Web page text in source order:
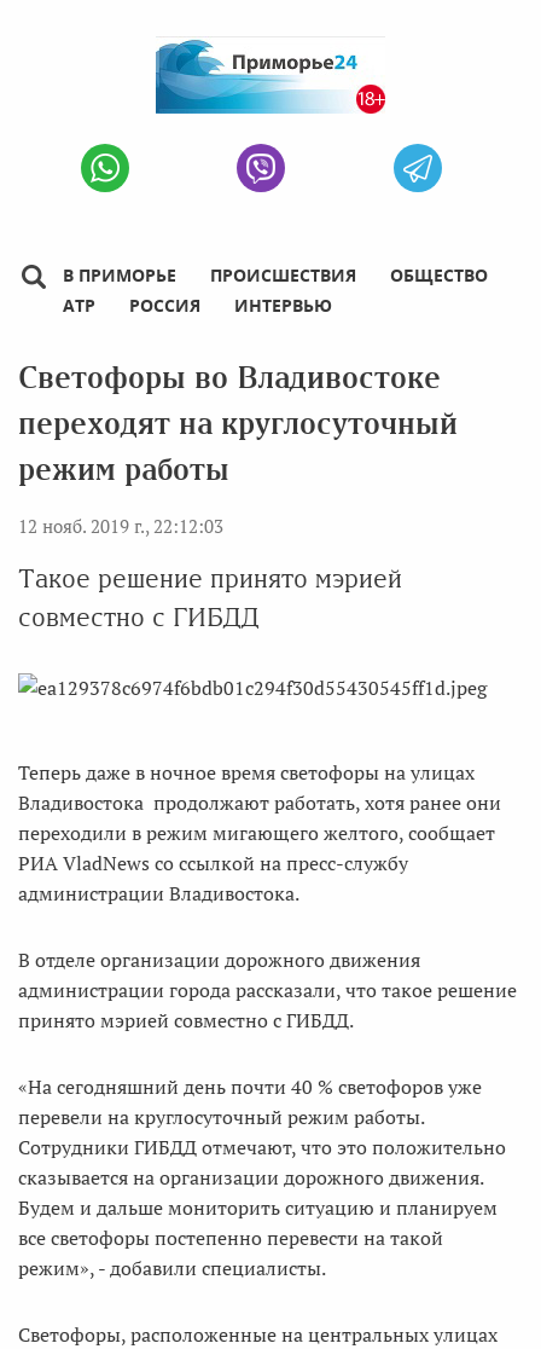
В ПРИМОРЬЕ ПРОИСШЕСТВИЯ
ОБЩЕСТВО
АТР
РОССИЯ ИНТЕРВЬЮ
Светофоры во Владивостоке
переходят на круглосуточный
режим работы
12 нояб. 2019 г., 22:12:03
Такое решение принято мэрией
совместно с ГИБДД
Теперь даже в ночное время светофоры на улицах
Владивостока продолжают работать, хотя ранее они
переходили в режим мигающего желтого, сообщает
РИА VladNews со ссылкой на пресс-службу
администрации Владивостока.
В отделе организации дорожного движения
администрации города рассказали, что такое решение
принято мэрией совместно с ГИБДД.
«На сегодняшний день почти 40 % светофоров уже
перевели на круглосуточный режим работы.
Сотрудники ГИБДД отмечают, что это положительно
сказывается на организации дорожного движения.
Будем и дальше мониторить ситуацию и планируем
все светофоры постепенно перевести на такой
режим», - добавили специалисты.
Светофоры, расположенные на центральных улицах